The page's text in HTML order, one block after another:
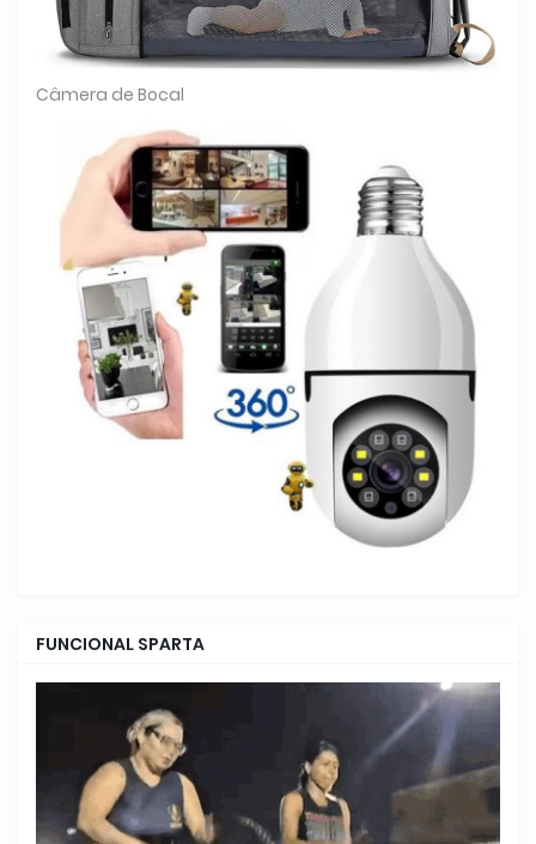
Câmera de Bocal
FUNCIONAL SPARTA